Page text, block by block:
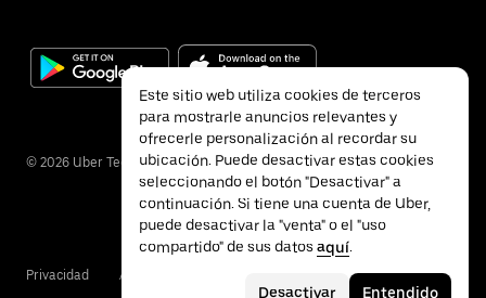
© 2026 Uber Technologies Inc.
Privacidad Accesibilidad
Este sitio web utiliza cookies de terceros
para mostrarle anuncios relevantes y
ofrecerle personalización al recordar su
ubicación. Puede desactivar estas cookies
seleccionando el botón "Desactivar" a
continuación. Si tiene una cuenta de Uber,
puede desactivar la "venta" o el "uso
compartido" de sus datos aquí.
Desactivar Entendido